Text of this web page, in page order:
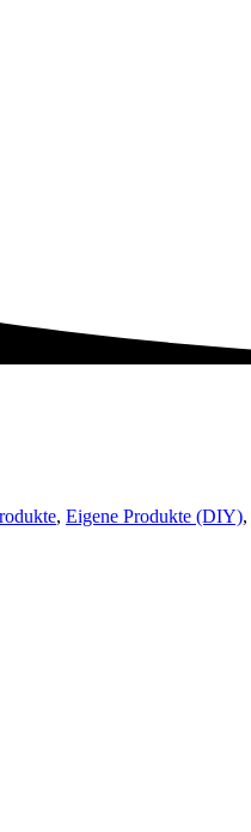
, Eigene Produkte (DIY),